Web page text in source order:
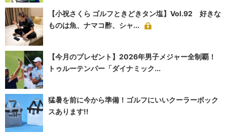
【小祝さくら ゴルフときどきタン塩】Vol.92 好きな
ものは魚、ナマコ酢、シャ...
【今月のプレゼント】2026年男子メジャー全制覇！
トゥルーテンパー「ダイナミック...
猛暑を前に今から準備！ゴルフにいいクーラーボック
スあります!!